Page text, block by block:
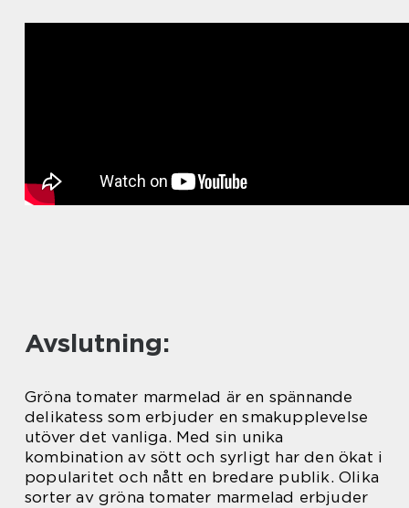
Avslutning:
Gröna tomater marmelad är en spännande
delikatess som erbjuder en smakupplevelse
utöver det vanliga. Med sin unika
kombination av sött och syrligt har den ökat i
popularitet och nått en bredare publik. Olika
sorter av gröna tomater marmelad erbjuder